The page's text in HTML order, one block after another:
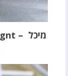
מיכל – Con DeLignt – עוגה לאוהבי השוקולד